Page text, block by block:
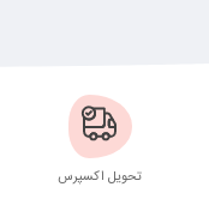
تحویل اکسپرس